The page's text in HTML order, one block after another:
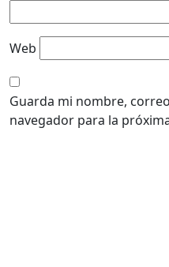
Web
Guarda mi nombre,
navegador para la